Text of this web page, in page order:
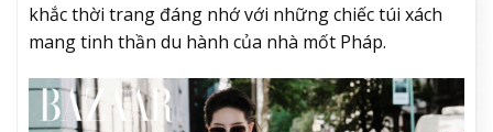
khắc thời trang đáng nhớ với những chiếc túi xách
mang tinh thần du hành của nhà mốt Pháp.